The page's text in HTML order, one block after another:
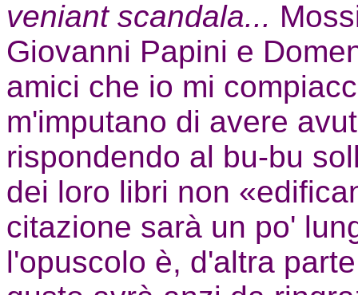
veniant scandala...
Giovanni Papini e
amici che io mi
m'imputano di avere
rispondendo al bu-bu
dei loro libri non
citazione sarà un po'
l'opuscolo è, d'altra